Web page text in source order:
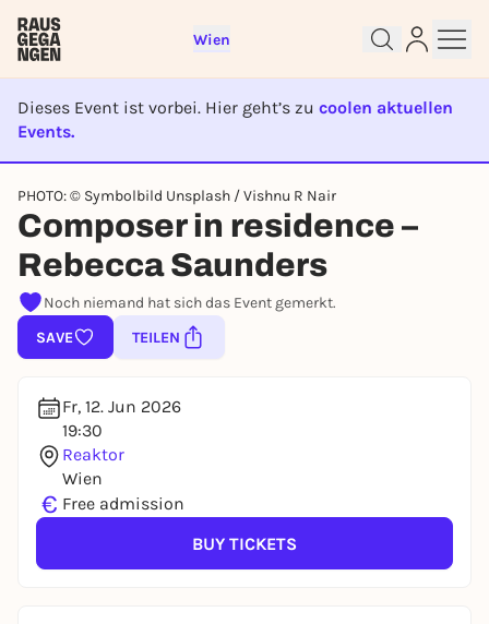
Wien
Dieses Event ist vorbei. Hier geht’s zu coolen aktuellen
Events.
EVENT IST BEENDET
PHOTO: © Symbolbild Unsplash / Vishnu R Nair
Composer in residence –
Rebecca Saunders
Noch niemand hat sich das Event gemerkt.
SAVE
TEILEN
Fr, 12. Jun 2026
19:30
Reaktor
Wien
€ Free admission
BUY TICKETS
Sign up for free and get started
right away
To like events, follow pages, or participate in
lotteries, you need a free Rausgegangen account.
REGISTER FOR FREE NOW